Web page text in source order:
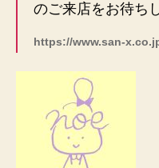
のご来店をお待ち
https://www.san-